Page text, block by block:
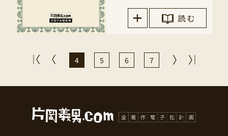
読 む
4 5 6 7